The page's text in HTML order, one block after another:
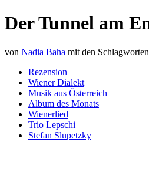
Der Tunnel am
von Nadia Baha mit den
Rezension
Wiener Dialekt
Musik aus Österreich
Album des Monats
Wienerlied
Trio Lepschi
Stefan Slupetzky